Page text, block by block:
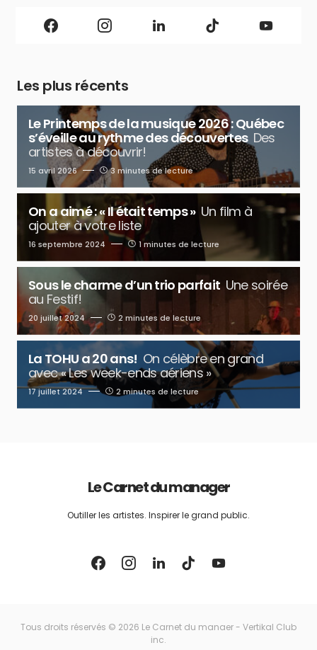
Les plus récents
Le Printemps de la musique 2026 : Québec
s’éveille au rythme des découvertes Des
artistes à découvrir!
15 avril 2026 3 minutes de lecture
On a aimé : « Il était temps » Un film à
ajouter à votre liste
16 septembre 2024 1 minutes de lecture
Sous le charme d’un trio parfait Une soirée
au Festif!
20 juillet 2024 2 minutes de lecture
La TOHU a 20 ans! On célèbre en grand
avec « Les week-ends aériens »
17 juillet 2024 2 minutes de lecture
Le Carnet du manager
Outiller les artistes. Inspirer le grand public.
Tous droits réservés © 2026 Le Carnet du manaer - Vertikal Club
inc.